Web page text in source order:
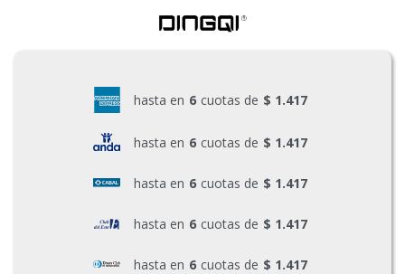
hasta en 6 cuotas de $ 1.417
hasta en 6 cuotas de $ 1.417
hasta en 6 cuotas de $ 1.417
hasta en 6 cuotas de $ 1.417
hasta en 6 cuotas de $ 1.417
Herramientas Manuales
Generadores
Pinturas y Accesorios